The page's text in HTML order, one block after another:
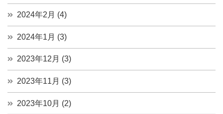
2024年2月 (4)
2024年1月 (3)
2023年12月 (3)
2023年11月 (3)
2023年10月 (2)